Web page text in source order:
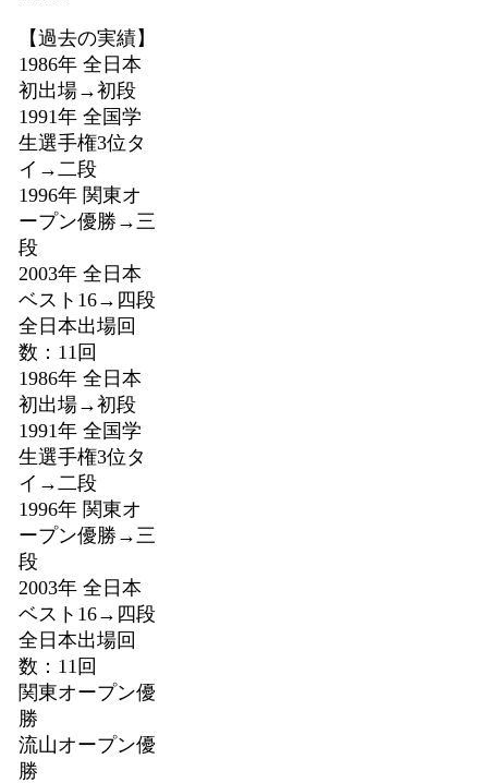
【過去の実績】
1986年 全日本
初出場→初段
1991年 全国学
生選手権3位タ
イ→二段
1996年 関東オ
ープン優勝→三
段
2003年 全日本
ベスト16→四段
全日本出場回
数：11回
1986年 全日本
初出場→初段
1991年 全国学
生選手権3位タ
イ→二段
1996年 関東オ
ープン優勝→三
段
2003年 全日本
ベスト16→四段
全日本出場回
数：11回
関東オープン優
勝
流山オープン優
勝